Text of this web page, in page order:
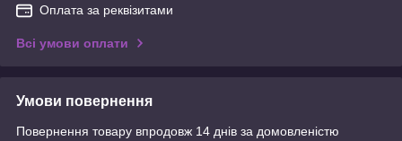
Оплата за реквізитами
Всі умови оплати
Умови повернення
Повернення товару впродовж 14 днів за домовленістю